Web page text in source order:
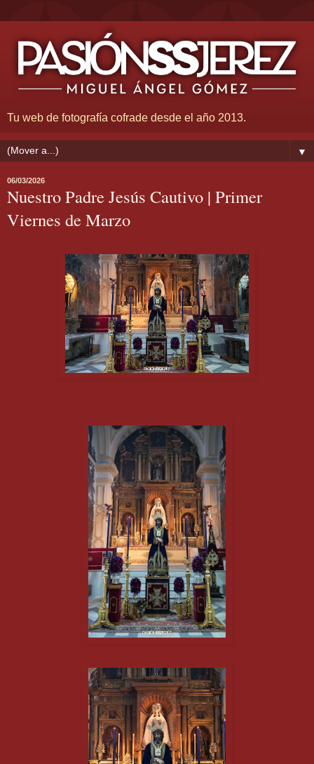
Tu web de fotografía cofrade desde el año 2013.
▼
06/03/2026
Nuestro Padre Jesús Cautivo | Primer
Viernes de Marzo